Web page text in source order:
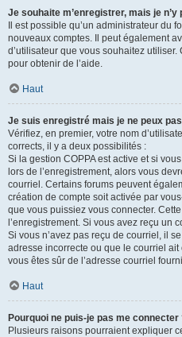
Je souhaite m’enregistrer, mais je n’y
Il est possible qu’un administrateur du
nouveaux comptes. Il peut également
d’utilisateur que vous souhaitez
pour obtenir de l’aide.
Haut
Je suis enregistré mais je ne peux
Vérifiez, en premier, votre nom
corrects, il y a deux possibilités :
Si la gestion COPPA est active et si
lors de l’enregistrement, alors vous
courriel. Certains forums peuvent
création de compte soit activée par
que vous puissiez vous connecter.
l’enregistrement. Si vous avez reçu un
Si vous n’avez pas reçu de courriel, il
adresse incorrecte ou que le courriel
vous êtes sûr de l’adresse courriel
Haut
Pourquoi ne puis-je pas me connecter
Plusieurs raisons pourraient expliquer